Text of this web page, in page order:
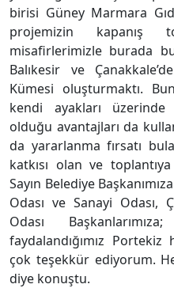
birisi Güney Marmara
projemizin kapanış
misafirlerimizle burada
Balıkesir ve
Kümesi oluşturmaktı.
kendi ayakları
olduğu avantajları da
da yararlanma fırsatı
katkısı olan ve
Sayın Belediye
Odası ve Sanayi Odası,
Odası
faydalandığımız
çok teşekkür ediyorum.
diye konuştu.